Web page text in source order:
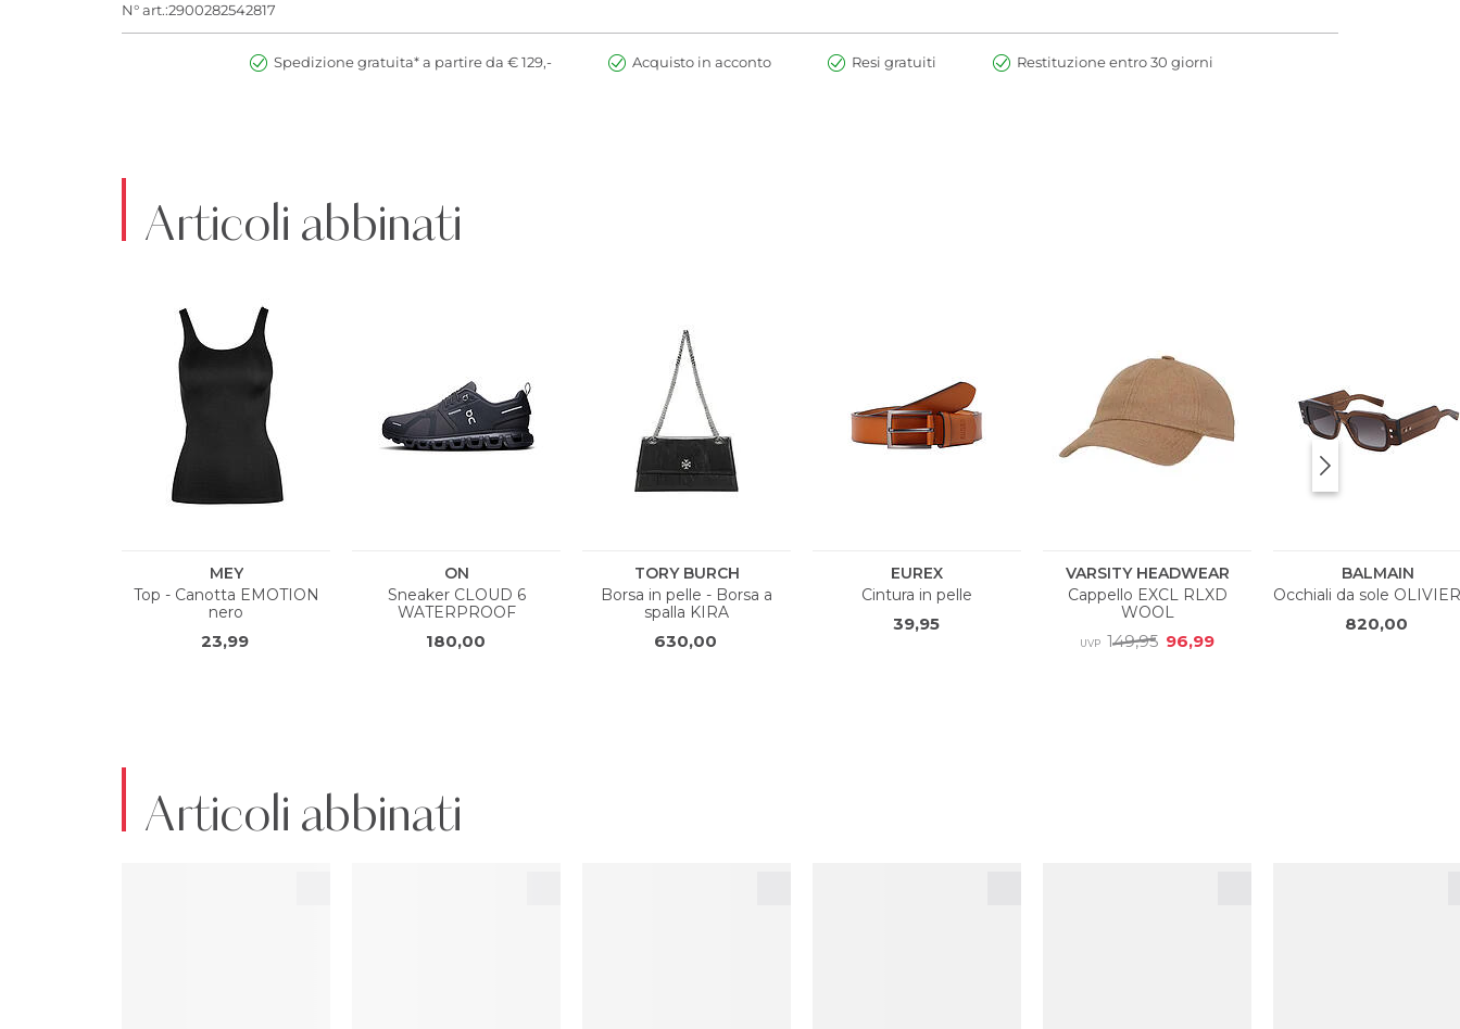
N° art.:2900282542817
Spedizione gratuita* a partire da € 129,- Acquisto in acconto Resi gratuiti Restituzione entro 30 giorni
Articoli abbinati
Articoli abbinati